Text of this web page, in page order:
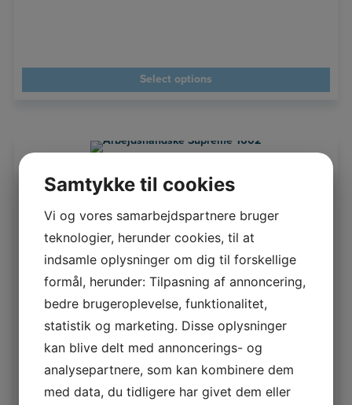
Select options
510,00DKKInkl. moms
Samtykke til cookies
Vi og vores samarbejdspartnere bruger
teknologier, herunder cookies, til at
indsamle oplysninger om dig til forskellige
formål, herunder: Tilpasning af annoncering,
bedre brugeroplevelse, funktionalitet,
statistik og marketing. Disse oplysninger
kan blive delt med annoncerings- og
analysepartnere, som kan kombinere dem
med data, du tidligere har givet dem eller